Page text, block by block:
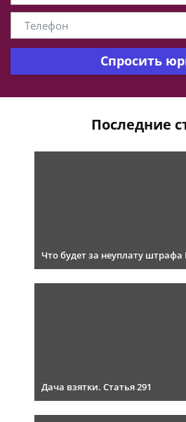
Спросить
Последние
Что будет за неуплату
Дача взятки. Статья 291